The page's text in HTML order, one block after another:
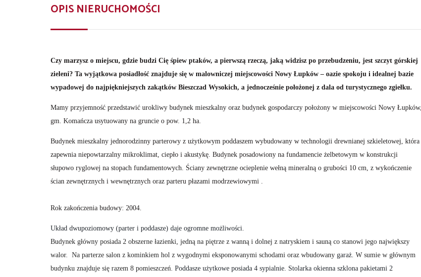
OPIS NIERUCHOMOŚCI
Czy marzysz o miejscu, gdzie budzi Cię śpiew ptaków, a pierwszą rzeczą, jaką widzisz po przebudzeniu, jest szczyt górskiej
zieleni? Ta wyjątkowa posiadłość znajduje się w malowniczej miejscowości Nowy Łupków – oazie spokoju i idealnej bazie
wypadowej do najpiękniejszych zakątków Bieszczad Wysokich, a jednocześnie położonej z dala od turystycznego zgiełku.
Mamy przyjemność przedstawić urokliwy budynek mieszkalny oraz budynek gospodarczy położony w miejscowości Nowy Łupków,
gm. Komańcza usytuowany na gruncie o pow. 1,2 ha.
Budynek mieszkalny jednorodzinny parterowy z użytkowym poddaszem wybudowany w technologii drewnianej szkieletowej, która
zapewnia niepowtarzalny mikroklimat, ciepło i akustykę. Budynek posadowiony na fundamencie żelbetowym w konstrukcji
słupowo ryglowej na stopach fundamentowych. Ściany zewnętrzne ocieplenie wełną mineralną o grubości 10 cm, z wykończenie
ścian zewnętrznych i wewnętrznych oraz parteru płazami modrzewiowymi .
Rok zakończenia budowy: 2004.
Układ dwupoziomowy (parter i poddasze) daje ogromne możliwości.
Budynek główny posiada 2 obszerne łazienki, jedną na piętrze z wanną i dolnej z natryskiem i sauną co stanowi jego największy
walor. Na parterze salon z kominkiem hol z wygodnymi eksponowanymi schodami oraz wbudowany garaż. W sumie w głównym
budynku znajduje się razem 8 pomieszczeń. Poddasze użytkowe posiada 4 sypialnie. Stolarka okienna szklona pakietami 2